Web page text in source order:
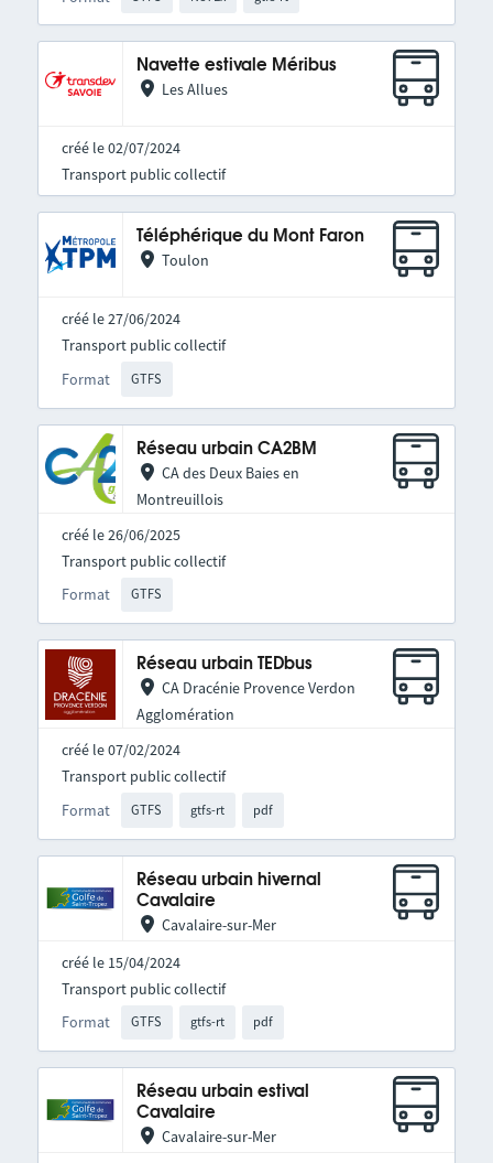
Navette estivale Méribus
Les Allues
créé le 02/07/2024
Transport public collectif
Téléphérique du Mont Faron
Toulon
créé le 27/06/2024
Format GTFS
Transport public collectif
Réseau urbain CA2BM
CA des Deux Baies en
Montreuillois
créé le 26/06/2025
Format GTFS
Transport public collectif
Réseau urbain TEDbus
CA Dracénie Provence Verdon
Agglomération
créé le 07/02/2024
Format GTFS gtfs-rt pdf
Transport public collectif
Réseau urbain hivernal
Cavalaire
Cavalaire-sur-Mer
créé le 15/04/2024
Format GTFS gtfs-rt pdf
Transport public collectif
Réseau urbain estival
Cavalaire
Cavalaire-sur-Mer